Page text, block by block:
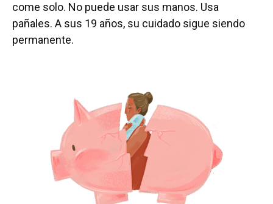
come solo. No puede usar sus manos. Usa
pañales. A sus 19 años, su cuidado sigue siendo
permanente.